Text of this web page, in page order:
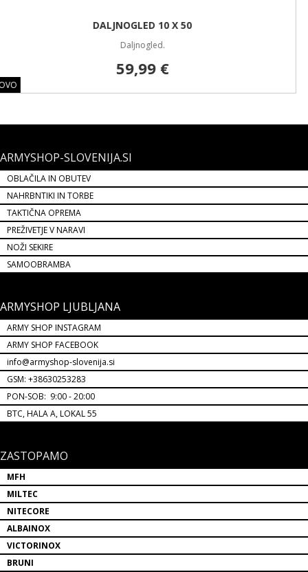
ARMYSHOP-SLOVENIJA.SI
OBLAČILA IN OBUTEV
NAHRBNTIKI IN TORBE
TAKTIČNA OPREMA
PREŽIVETJE V NARAVI
NOŽI SEKIRE
SAMOOBRAMBA
ARMYSHOP LJUBLJANA
ARMY SHOP INSTAGRAM
ARMY SHOP FACEBOOK
info@armyshop-slovenija.si
GSM: +38630253283
PON-SOB: 9:00 - 20:00
BTC, HALA A, LOKAL 55
ZASTOPAMO
MFH
MILTEC
NITECORE
ALBAINOX
VICTORINOX
BRUNI